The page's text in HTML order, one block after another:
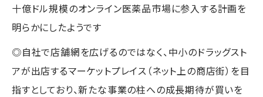
十億ドル規模のオンライン医薬品市場に参入する計画を
明らかにしたようです
◎自社で店舗網を広げるのではなく、中小のドラッグスト
アが出店するマーケットプレイス（ネット上の商店街）を目
指すとしており、新たな事業の柱への成長期待が買いを